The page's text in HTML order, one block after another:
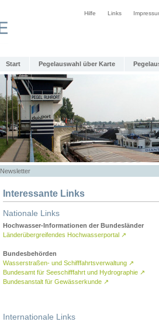
Hilfe Links
Start Pegelauswahl über Karte
Newsletter
Interessante Links
Nationale Links
Hochwasser-Informationen der Bundesländer
Länderübergreifendes Hochwasserportal ↗
Bundesbehörden
Wasserstraßen- und Schifffahrtsverwaltung ↗
Bundesamt für Seeschifffahrt und Hydrographie ↗
Bundesanstalt für Gewässerkunde ↗
Internationale Links